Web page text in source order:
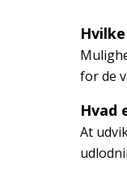
for de
Hvad
At